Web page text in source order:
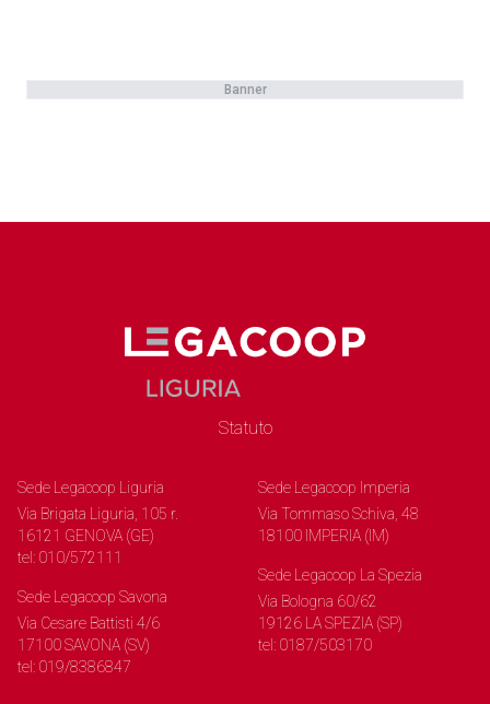
Banner
Statuto
Sede Legacoop Liguria
Via Brigata Liguria, 105 r.
16121 GENOVA (GE)
tel: 010/572111
Sede Legacoop Savona
Via Cesare Battisti 4/6
17100 SAVONA (SV)
tel: 019/8386847
Sede Legacoop Imperia
Via Tommaso Schiva, 48
18100 IMPERIA (IM)
Sede Legacoop La Spezia
Via Bologna 60/62
19126 LA SPEZIA (SP)
tel: 0187/503170